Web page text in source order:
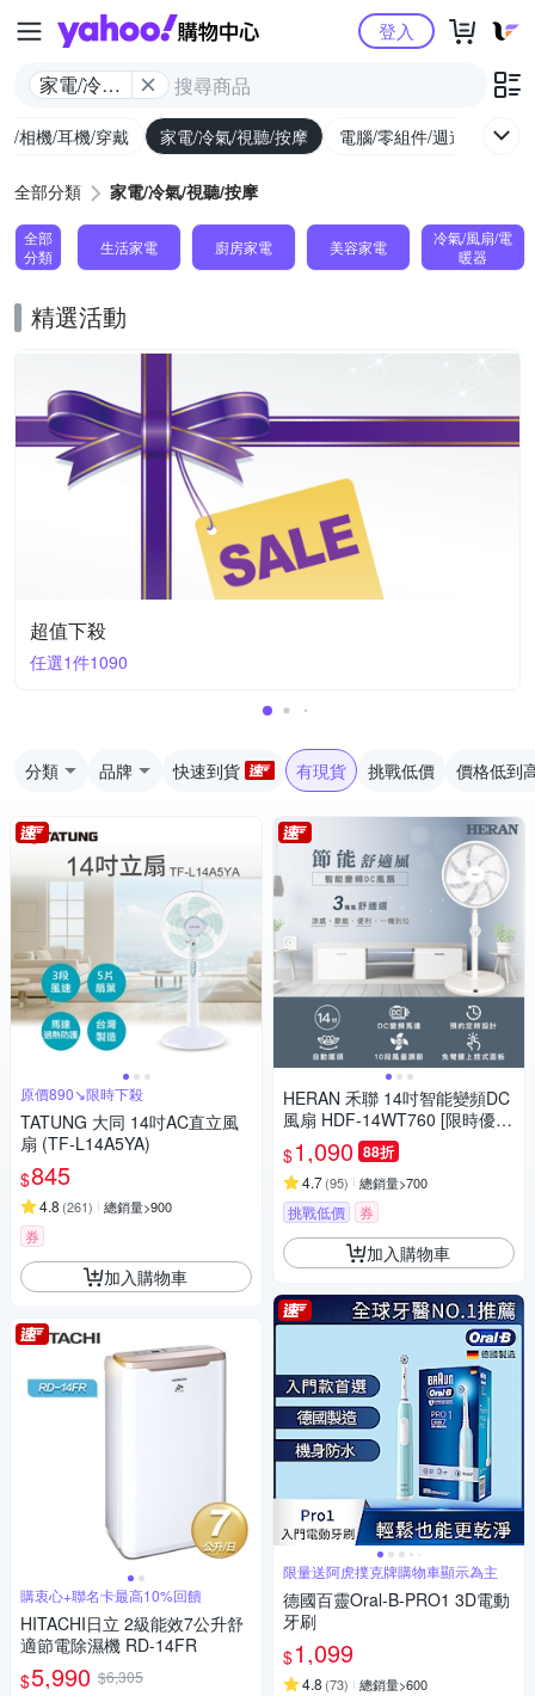
Yahoo購物中心
家電/冷氣/
登入
/相機/耳機/穿戴 家電/冷氣/視聽/按摩 電腦/零組件/週邊/遊戲
全部分類 家電/冷氣/視聽/按摩
全部
分類
生活家電 廚房家電 美容家電
冷氣/風扇/電
暖器
精選活動
超值下殺
任選1件1090
分類 品牌 快速到貨 有現貨 挑戰低價 價格低到
原價890↘限時下殺
TATUNG 大同 14吋AC直立風
扇 (TF-L14A5YA)
$845
4.8 (261) 總銷量>900
券
加入購物車
購衷心+聯名卡最高10%回饋
HITACHI日立 2級能效7公升舒
適節電除濕機 RD-14FR
$5,990 $6,305
HERAN 禾聯 14吋智能變頻DC
風扇 HDF-14WT760 [限時優
惠]
$1,090 88折
4.7(95) 總銷量>700
挑戰低價 券
加入購物車
限量送阿虎撲克牌購物車顯示為主
德國百靈Oral-B-PRO1 3D電動
牙刷
$1,099
4.8 (73) 總銷量>600